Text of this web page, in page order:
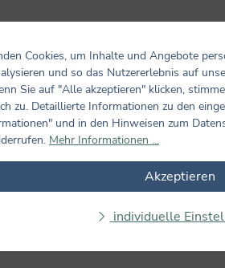
Bewertungen nur in der aktuellen
Keine Bewertungen gefunden.
Cookies, um Inhalte und Angebote
und so das Nutzererlebnis auf
Sie auf "Alle akzeptieren" klicken,
zu. Detaillierte Informationen zu den
und in den Hinweisen zum
Mehr Informationen ...
Akzeptieren
individuelle